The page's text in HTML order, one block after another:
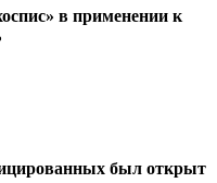
в применении к
был открыт